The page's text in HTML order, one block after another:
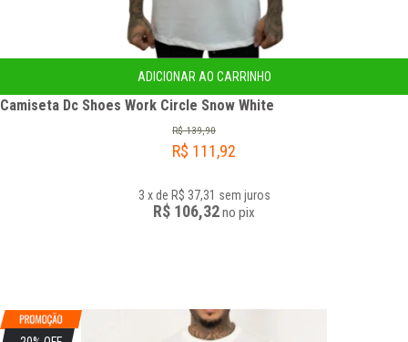
ADICIONAR AO CARRINHO
Camiseta Dc Shoes Work Circle Snow White
R$ 139,90
R$ 111,92
3 x de R$ 37,31 sem juros
R$ 106,32no pix